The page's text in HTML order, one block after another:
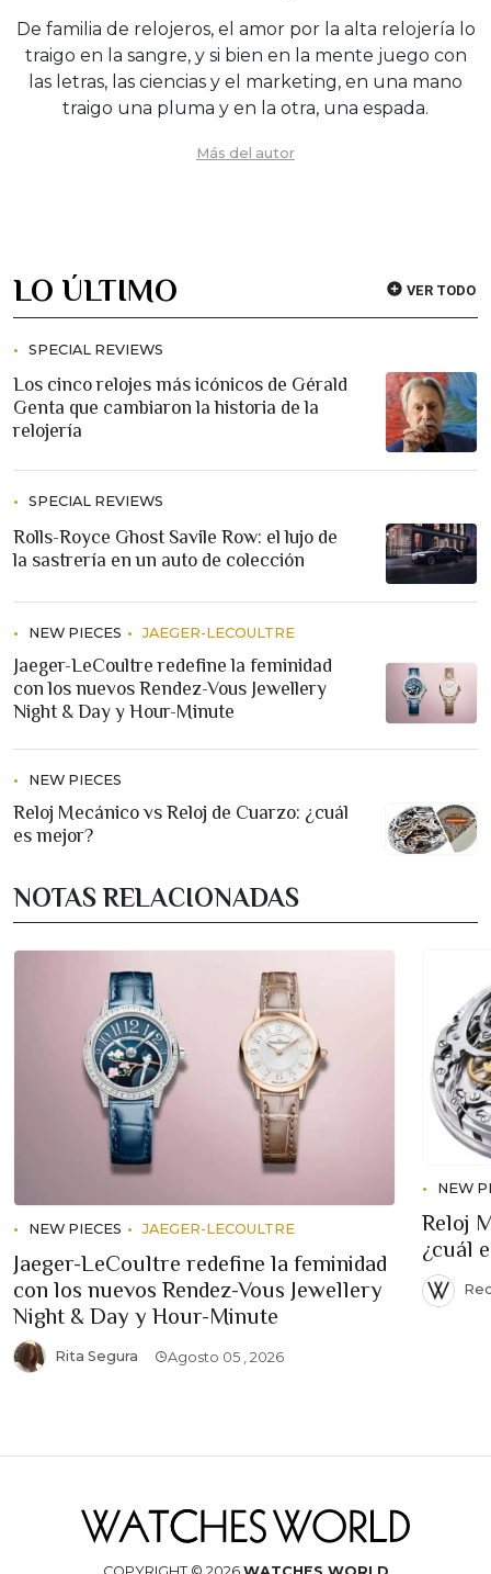
De familia de relojeros, el amor por la alta relojería lo
traigo en la sangre, y si bien en la mente juego con
las letras, las ciencias y el marketing, en una mano
traigo una pluma y en la otra, una espada.
Más del autor
LO ÚLTIMO VER TODO
SPECIAL REVIEWS
Los cinco relojes más icónicos de Gérald
Genta que cambiaron la historia de la
relojería
SPECIAL REVIEWS
Rolls-Royce Ghost Savile Row: el lujo de
la sastrería en un auto de colección
NEW PIECES JAEGER-LECOULTRE
Jaeger-LeCoultre redefine la feminidad
con los nuevos Rendez-Vous Jewellery
Night & Day y Hour-Minute
NEW PIECES
Reloj Mecánico vs Reloj de Cuarzo: ¿cuál
es mejor?
NOTAS RELACIONADAS
NEW PIECES JAEGER-LECOULTRE
Jaeger-LeCoultre redefine la feminidad
con los nuevos Rendez-Vous Jewellery
Night & Day y Hour-Minute
Rita Segura Agosto 05 , 2026
NEW
Reloj
¿cuál